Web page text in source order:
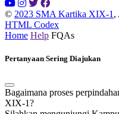
© 2023 SMA Kartika XIX-1 ,
HTML Codex
Home Help FQAs
Pertanyaan Sering Diajukan
Bagaimana proses
XIX-1?